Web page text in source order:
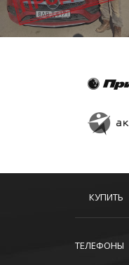
КУПИТЬ
ТЕЛЕФОНЫ